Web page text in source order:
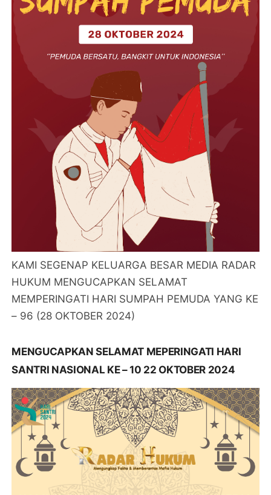
KAMI SEGENAP KELUARGA BESAR MEDIA RADAR
HUKUM MENGUCAPKAN SELAMAT
MEMPERINGATI HARI SUMPAH PEMUDA YANG KE
– 96 (28 OKTOBER 2024)
MENGUCAPKAN SELAMAT MEPERINGATI HARI
SANTRI NASIONAL KE – 10 22 OKTOBER 2024